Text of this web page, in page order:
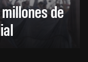
de